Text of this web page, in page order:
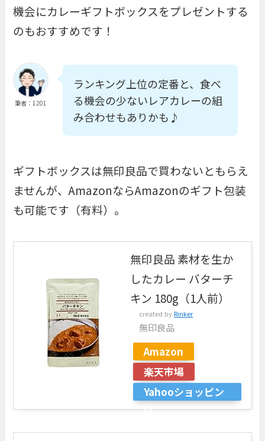
機会にカレーギフトボックスをプレゼントする
のもおすすめです！
筆者：1201
ランキング上位の定番と、食べ
る機会の少ないレアカレーの組
み合わせもありかも♪
ギフトボックスは無印良品で買わないともらえ
ませんが、AmazonならAmazonのギフト包装
も可能です（有料）。
無印良品 素材を生か
したカレー バターチ
キン 180g（1人前）
created byRinker
無印良品
Amazon
楽天市場
Yahooショッピン
グ